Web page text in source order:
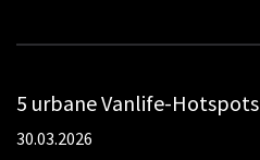
5 urbane Vanlife-Hotspots
30.03.2026